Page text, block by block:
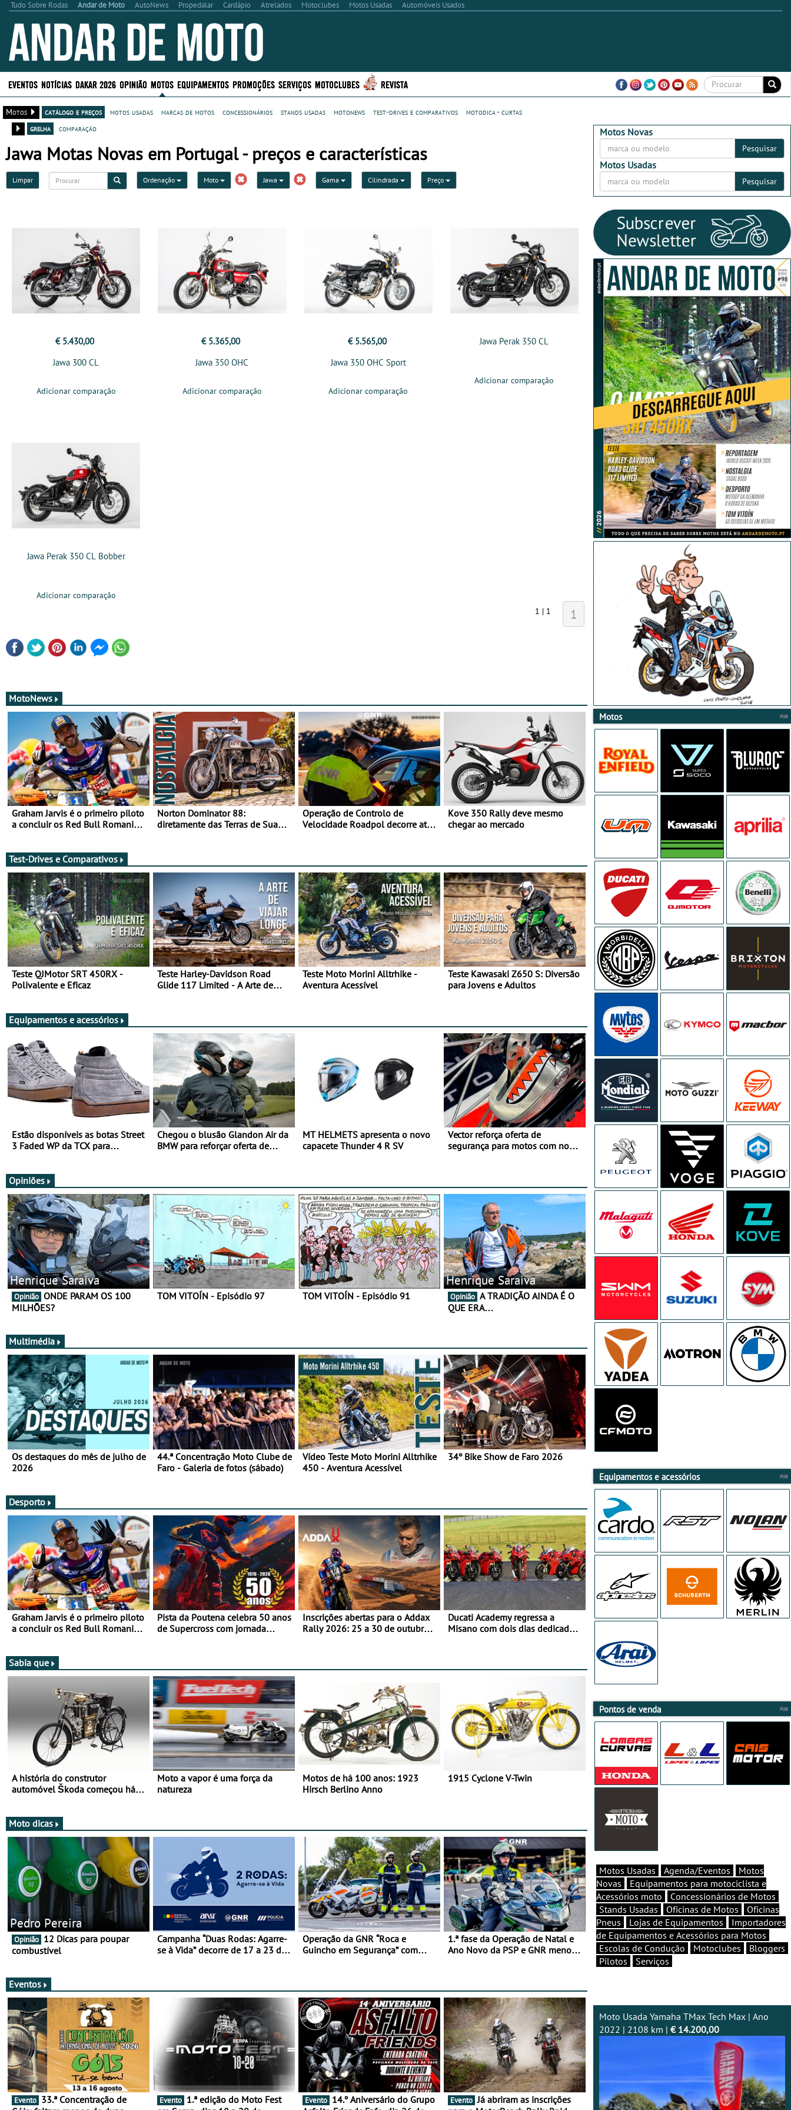
Tudo Sobre Rodas Andar de Moto AutoNews Propedalar Cardápio Atrelados Motoclubes Motos Usadas Automóveis Usados
EVENTOS NOTÍCIAS DAKAR 2026 OPINIÃO MOTOS EQUIPAMENTOS PROMOÇÕES SERVIÇOS MOTOCLUBES REVISTA
Motos catálogo e preços motos usadas marcas de motos concessionários stands usadas motonews test-drives e comparativos
motodica - curtas
grelha
comparação
Jawa Motas Novas em Portugal - preços e características
Limpar Ordenação Moto Jawa Gama Cilindrada Preço
€ 5.430,00
Jawa 300 CL
Adicionar comparação
€ 5.365,00
Jawa 350 OHC
Adicionar comparação
€ 5.565,00
Jawa 350 OHC Sport
Adicionar comparação
Jawa Perak 350 CL
Adicionar comparação
Jawa Perak 350 CL Bobber
Adicionar comparação
1 | 1
1
MotoNews
Graham Jarvis é o primeiro piloto
a concluir os Red Bull Romaniacs
Norton Dominator 88:
diretamente das Terras de Sua
Operação de Controlo de
Velocidade Roadpol decorre até
Kove 350 Rally deve mesmo
chegar ao mercado
Test-Drives e Comparativos
Teste QJMotor SRT 450RX -
Polivalente e Eficaz
Teste Harley-Davidson Road
Glide 117 Limited - A Arte de
Teste Moto Morini Alltrhike -
Aventura Acessível
Teste Kawasaki Z650 S: Diversão
para Jovens e Adultos
Equipamentos e acessórios
Estão disponíveis as botas Street
3 Faded WP da TCX para
Chegou o blusão Glandon Air da
BMW para reforçar oferta de
MT HELMETS apresenta o novo
capacete Thunder 4 R SV
Vector reforça oferta de
segurança para motos com nova
Opiniões
Henrique Saraiva
Opinião
MILHÕES?
TOM VITOÍN - Episódio 97 TOM VITOÍN - Episódio 91
Henrique Saraiva
Opinião
QUE ERA…
Multimédia
Os destaques do mês de julho de
2026
44.ª Concentração Moto Clube de
Faro - Galeria de fotos (sábado)
Vídeo Teste Moto Morini Alltrhike
450 - Aventura Acessível
34º Bike Show de Faro 2026
Desporto
Graham Jarvis é o primeiro piloto
a concluir os Red Bull Romaniacs
Pista da Poutena celebra 50 anos
de Supercross com jornada
Inscrições abertas para o Addax
Rally 2026: 25 a 30 de outubro -
Ducati Academy regressa a
Misano com dois dias dedicados
Sabia que
A história do construtor
automóvel Škoda começou há
Moto a vapor é uma força da
natureza
Motos de há 100 anos: 1923
Hirsch Berlino Anno
1915 Cyclone V-Twin
Moto dicas
Pedro Pereira
Opinião
combustível
Campanha “Duas Rodas: Agarre-
se à Vida” decorre de 17 a 23 de
Operação da GNR “Roca e
Guincho em Segurança” com
1.ª fase da Operação de Natal e
Ano Novo da PSP e GNR menos
Eventos
Evento Evento Evento Evento Já abriram as inscrições
Motos Novas
Pesquisar
Motos Usadas
Pesquisar
Motos
Equipamentos e acessórios
Pontos de venda
Motos Usadas Agenda/Eventos
Motos
Novas
Equipamentos para motociclista e
Acessórios moto
Concessionários de Motos
Stands Usadas
Oficinas de Motos
Oficinas
Pneus
Lojas de Equipamentos
Importadores
de Equipamentos e Acessórios para Motos
Escolas de Condução
Motoclubes
Bloggers
Pilotos
Serviços
Moto Usada Yamaha TMax Tech Max | Ano
2022 | 2108 km | € 14.200,00